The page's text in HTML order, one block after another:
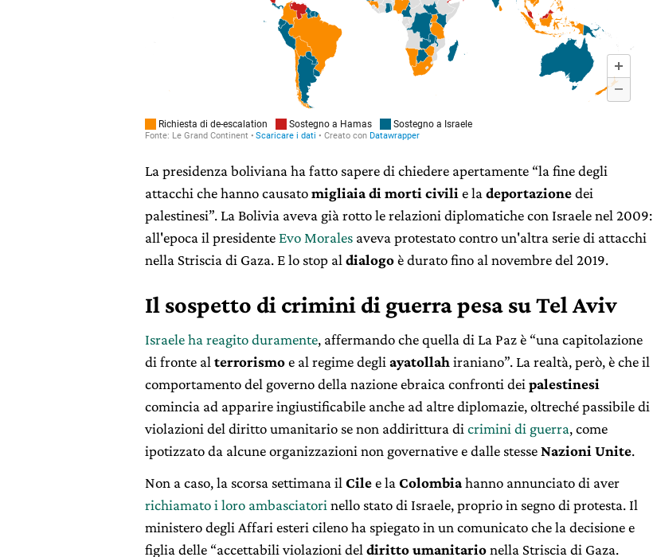
La presidenza boliviana ha fatto sapere di chiedere apertamente “la fine degli
attacchi che hanno causatomigliaia di morti civili e la deportazionedei
palestinesi”. La Bolivia aveva già rotto le relazioni diplomatiche con Israele nel 2009:
all'epoca il presidente Evo Morales aveva protestato contro un'altra serie di attacchi
nella Striscia di Gaza. E lo stop al dialogoè durato fino al novembre del 2019.
Il sospetto di crimini di guerra pesa su Tel Aviv
Israele ha reagito duramente, affermando che quella di La Paz è “una capitolazione
di fronte al terrorismoe al regime degli ayatollah iraniano”. La realtà, però, è che il
comportamento del governo della nazione ebraica confronti dei palestinesi
comincia ad apparire ingiustificabile anche ad altre diplomazie, oltreché passibile di
violazioni del diritto umanitario se non addirittura di crimini di guerra, come
ipotizzato da alcune organizzazioni non governative e dalle stesseNazioni Unite.
Non a caso, la scorsa settimana il Cilee la Colombiahanno annunciato di aver
richiamato i loro ambasciatori nello stato di Israele, proprio in segno di protesta. Il
ministero degli Affari esteri cileno ha spiegato in un comunicato che la decisione e
figlia delle “accettabili violazioni del diritto umanitarionella Striscia di Gaza.